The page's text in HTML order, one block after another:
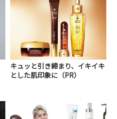
キュッと引き締まり、イキイキ
とした肌印象に（PR）